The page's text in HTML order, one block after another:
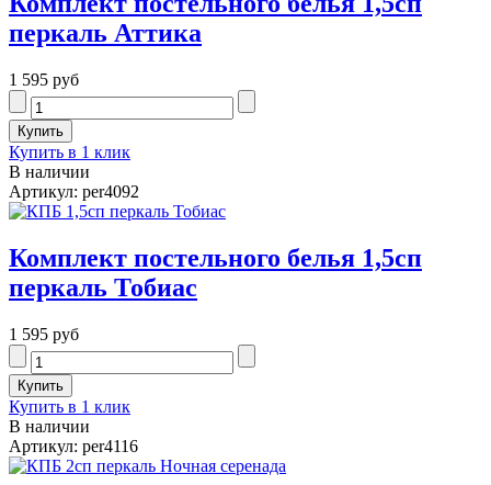
перкаль Аттика
1 595 руб
Купить в 1 клик
В наличии
Артикул: per4092
Комплект постельного белья 1,5сп
перкаль Тобиас
1 595 руб
Купить в 1 клик
В наличии
Артикул: per4116